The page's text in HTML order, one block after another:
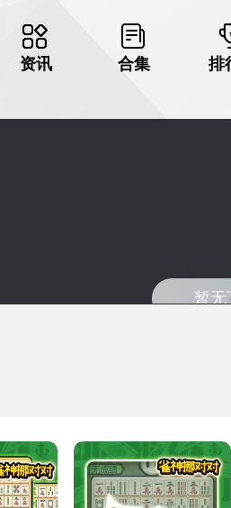
资讯 合集 排
暂无